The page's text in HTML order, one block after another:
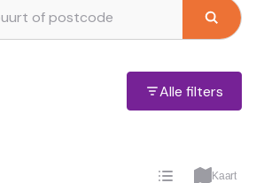
Alle filters
Kaart